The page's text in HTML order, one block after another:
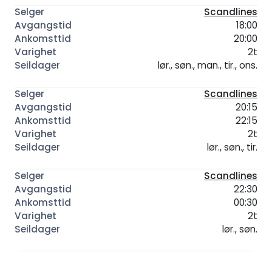
Scandlines
18:00
20:00
2t
lør., søn., man., tir., ons.
Scandlines
20:15
22:15
2t
lør., søn., tir.
Scandlines
22:30
00:30
2t
lør., søn.